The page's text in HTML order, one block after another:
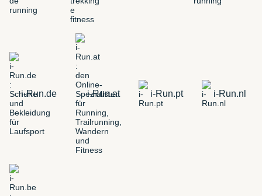
i-Run.de i-Run.at i-Run.pt i-Run.nl